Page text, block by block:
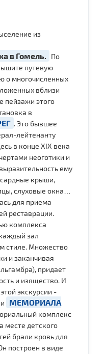
из
в Гомель.
По
путевую
о многочисленных
вблизи
пейзажи этого
в
. Это бывшее
лейтенанту
в конце XIX века
неоготики и
ему
крыши,
слуховые окна…
для приема
реставрации.
комплекса
зал
стиле. Множество
и заканчивая
придает
и изящество. И
экскурсии -
МЕМОРИАЛА
комплекс
месте детского
брали кровь для
построен в виде